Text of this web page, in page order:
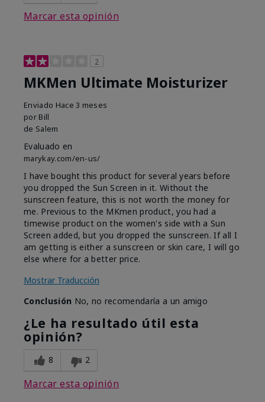
Marcar esta opinión
2
MKMen Ultimate Moisturizer
Enviado Hace 3 meses
por Bill
de Salem
Evaluado en
marykay.com/en-us/
I have bought this product for several years before
you dropped the Sun Screen in it. Without the
sunscreen feature, this is not worth the money for
me. Previous to the MKmen product, you had a
timewise product on the women's side with a Sun
Screen added, but you dropped the sunscreen. If all I
am getting is either a sunscreen or skin care, I will go
else where for a better price.
Mostrar Traducción
Conclusión No, no recomendaría a un amigo
¿Le ha resultado útil esta
opinión?
8 2
Marcar esta opinión